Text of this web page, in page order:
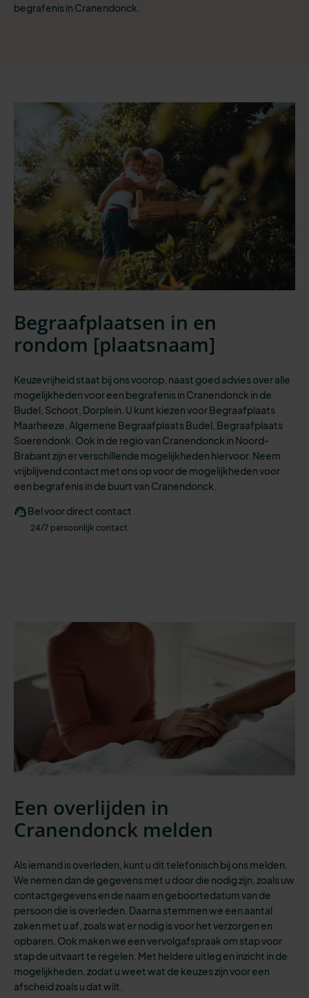
begrafenis in Cranendonck.
Begraafplaatsen in en
rondom [plaatsnaam]
Keuzevrijheid staat bij ons voorop, naast goed advies over alle
mogelijkhedenvoor een begrafenisin Cranendonck in de
Budel, Schoot, Dorplein. U kunt kiezen voorBegraafplaats
Maarheeze, Algemene Begraafplaats Budel, Begraafplaats
Soerendonk. Ook in de regio van Cranendonck in Noord-
Brabant zijn er verschillende mogelijkheden hiervoor. Neem
vrijblijvend contact met ons op voor de mogelijkheden voor
een begrafenis in de buurt van Cranendonck.
Bel voor direct contact
24/7 persoonlijk contact
Een overlijden in
Cranendonck melden
Als iemand is overleden, kunt u dit telefonisch bij ons melden.
We nemen dan de gegevens met u door die nodig zijn, zoals uw
contactgegevens en de naam en geboortedatum van de
persoon die is overleden. Daarna stemmen we een aantal
zaken met u af, zoals wat er nodig is voor het verzorgen en
opbaren. Ook maken we een vervolgafspraak om stap voor
stap de uitvaart te regelen. Met heldere uitleg en inzicht in de
mogelijkheden, zodat u weet wat de keuzes zijn voor een
afscheid zoals u dat wilt.